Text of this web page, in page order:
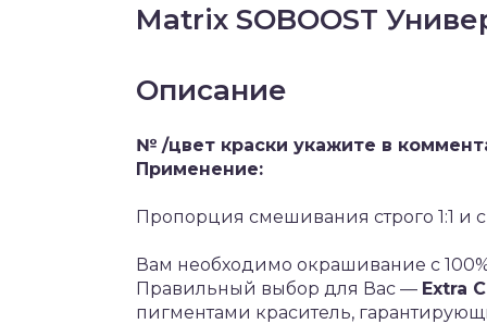
Matrix SOBOOST
Описание
№ /цвет краски укажите в
Применение:
Пропорция смешивания строго 1:1 и
Вам необходимо окрашивание с
Правильный выбор для Вас — Extra
пигментами краситель,